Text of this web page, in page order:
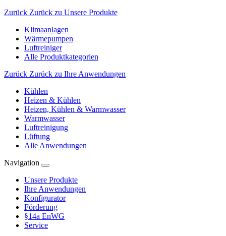
Zurück Zurück zu Unsere Produkte
Klimaanlagen
Wärmepumpen
Luftreiniger
Alle Produktkategorien
Zurück Zurück zu Ihre Anwendungen
Kühlen
Heizen & Kühlen
Heizen, Kühlen & Warmwasser
Warmwasser
Luftreinigung
Lüftung
Alle Anwendungen
Navigation
Unsere Produkte
Ihre Anwendungen
Konfigurator
Förderung
§14a EnWG
Service